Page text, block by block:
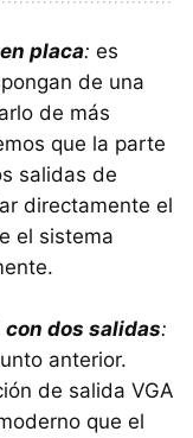
en placa: es
de una
de más
que la parte
salidas de
directamente el
el sistema
con dos salidas:
anterior.
de salida VGA
que el